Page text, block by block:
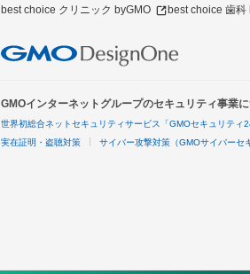
best choice クリニック byGMO best choice 歯科
GMOインターネットグループのセキュリティ事業
世界初総合ネットセキュリティサービス「GMOセキュリティ
実在証明・盗聴対策 サイバー攻撃対策（GMOサイバーセ